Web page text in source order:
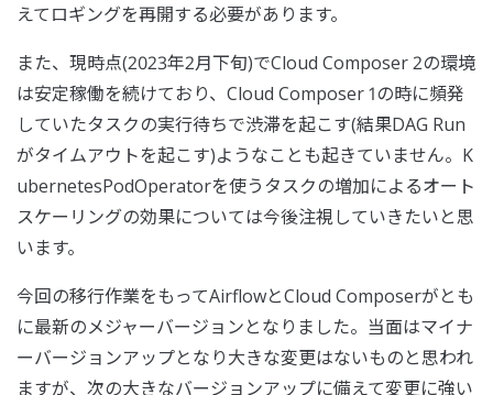
えてロギングを再開する必要があります。
また、現時点(2023年2月下旬)でCloud Composer 2の環境
は安定稼働を続けており、Cloud Composer 1の時に頻発
していたタスクの実行待ちで渋滞を起こす(結果DAG Run
がタイムアウトを起こす)ようなことも起きていません。K
ubernetesPodOperatorを使うタスクの増加によるオート
スケーリングの効果については今後注視していきたいと思
います。
今回の移行作業をもってAirflowとCloud Composerがとも
に最新のメジャーバージョンとなりました。当面はマイナ
ーバージョンアップとなり大きな変更はないものと思われ
ますが、次の大きなバージョンアップに備えて変更に強い